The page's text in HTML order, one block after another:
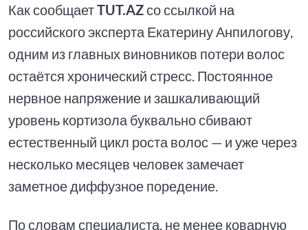
Как сообщаетTUT.AZсо ссылкой на
российского эксперта Екатерину Анпилогову,
одним из главных виновников потери волос
остаётся хронический стресс. Постоянное
нервное напряжение и зашкаливающий
уровень кортизола буквально сбивают
естественный цикл роста волос — и уже через
несколько месяцев человек замечает
заметное диффузное поредение.
По словам специалиста, не менее коварную